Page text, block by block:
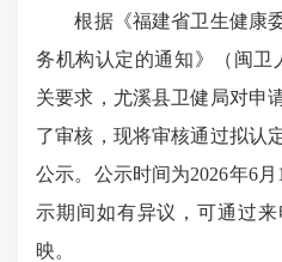
根据《福建省卫生健康委
务机构认定的通知》（闽卫
关要求，尤溪县卫健局对申
了审核，现将审核通过拟认
公示。公示时间为2026年6
示期间如有异议，可通过
映。